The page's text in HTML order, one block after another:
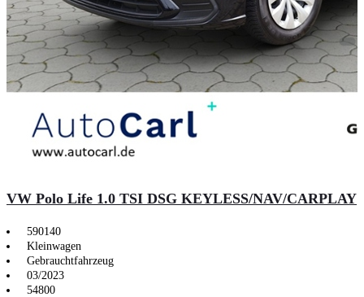
VW Polo Life 1.0 TSI DSG KEYLESS/NAV/CARPLAY
590140
Kleinwagen
Gebrauchtfahrzeug
03/2023
54800